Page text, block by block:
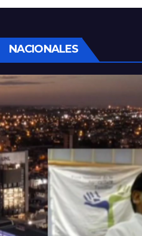
por la Justicia
NACIONALES